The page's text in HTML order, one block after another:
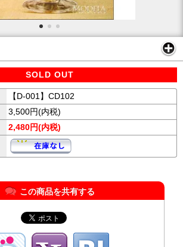
SOLD OUT
【D-001】CD102
3,500円(内税)
2,480円(内税)
この商品を共有する